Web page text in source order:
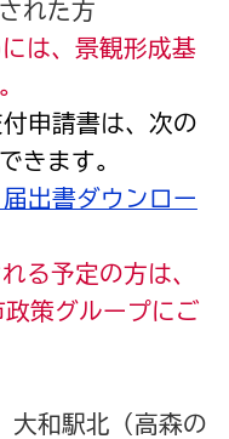
れた方
は、景観形成基
申請書は、次の
きます。
出書ダウンロー
る予定の方は、
策グループにご
大和駅北（高森の